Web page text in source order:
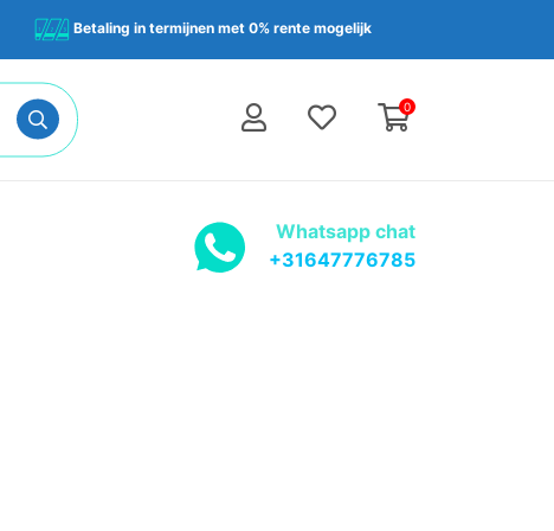
Betaling in termijnen met 0% rente mogelijk
0
Whatsapp chat
+31647776785